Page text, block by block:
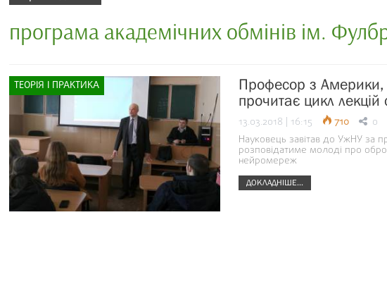
програма академічних обмінів ім.
ТЕОРІЯ І ПРАКТИКА
Професор з Америки,
прочитає цикл
13.03.2018 | 16:15 710 0
Науковець завітав до УжНУ за
розповідатиме молоді про
нейромереж
ДОКЛАДНІШЕ...